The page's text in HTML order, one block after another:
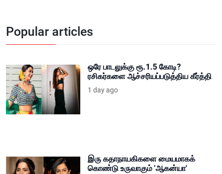
Popular articles
ஒரே பாடலுக்கு ரூ.1.5 கோடி?
ரசிகர்களை ஆச்சரியப்படுத்திய கீர்த்தி
1 day ago
இரு கதாநாயகிகளை மையமாகக்
கொண்டு உருவாகும் 'ஆகன்யா'